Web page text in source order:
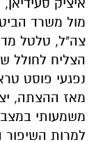
נפגעי פוסט
מאז ההצתה,
משמעותי
למרות השיפור
תושב העיר
מהו מצבו של